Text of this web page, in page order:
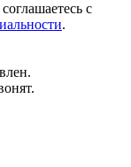
с
.